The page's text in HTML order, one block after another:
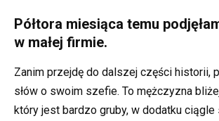
Półtora miesiąca temu
w małej firmie.
Zanim przejdę do dalszej części historii,
słów o swoim szefie. To mężczyzna
który jest bardzo gruby, w dodatku ciągle